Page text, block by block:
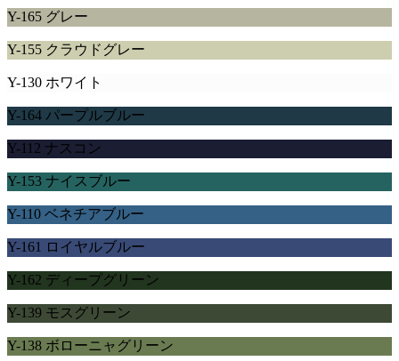
Y-165 グレー
Y-155 クラウドグレー
Y-130 ホワイト
Y-164 パープルブルー
Y-112 ナスコン
Y-153 ナイスブルー
Y-110 ベネチアブルー
Y-161 ロイヤルブルー
Y-162 ディープグリーン
Y-139 モスグリーン
Y-138 ボローニャグリーン